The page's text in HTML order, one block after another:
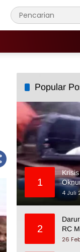
Popular
1
4 Juli
2
RC
26